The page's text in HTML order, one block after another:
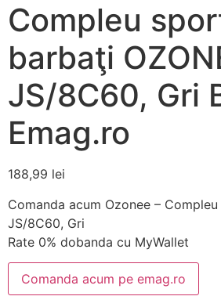
Compleu
barbaţi
JS/8C60, Gri
Emag.ro
188,99 lei
Comanda acum Ozonee –
JS/8C60, Gri
Rate 0% dobanda cu MyWallet
Comanda acum pe emag.ro